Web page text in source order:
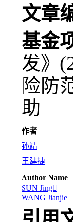
文章
基金
发》
险防
助
作者
孙靖
王建捷
Author Name
SUN Jing
WANG Jianjie